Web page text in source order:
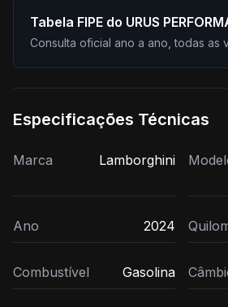
Tabela FIPE do URUS
Consulta oficial ano a ano, todas as
Especificações Técnicas
Marca Lamborghini
Ano 2024
Combustível Gasolina